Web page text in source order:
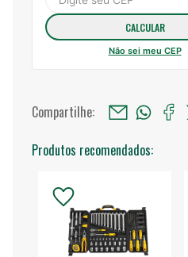
Não sei meu CEP
Compartilhe:
Produtos recomendados: